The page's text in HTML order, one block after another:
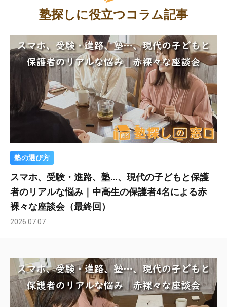
塾探しに役立つコラム記事
塾の選び方
スマホ、受験・進路、塾…、現代の子どもと保護
者のリアルな悩み｜中高生の保護者4名による赤
裸々な座談会（最終回）
2026.07.07